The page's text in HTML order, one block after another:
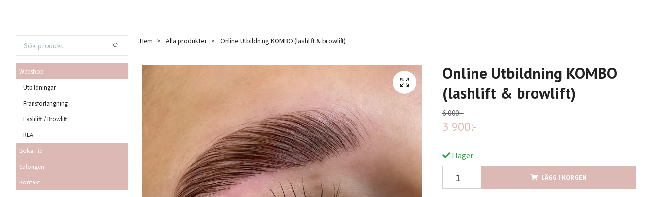
Webshop
Utbildningar
Fransförlängning
Lashlift / Browlift
REA
Boka Tid
Salongen
Kontakt
Hem Alla produkter Online Utbildning KOMBO (lashlift & browlift)
Online Utbildning KOMBO
(lashlift & browlift)
6 000:-
3 900:-
I lager.
LÄGG I KORGEN